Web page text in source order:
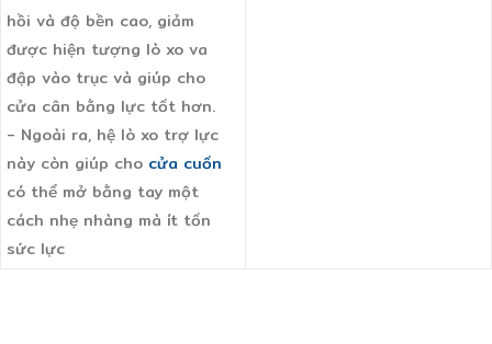
hồi và độ bền cao, giảm
được hiện tượng lò xo va
đập vào trục và giúp cho
cửa cân bằng lực tốt hơn.
- Ngoài ra, hệ lò xo trợ lực
này còn giúp cho cửa cuốn
có thể mở bằng tay một
cách nhẹ nhàng mà ít tốn
sức lực